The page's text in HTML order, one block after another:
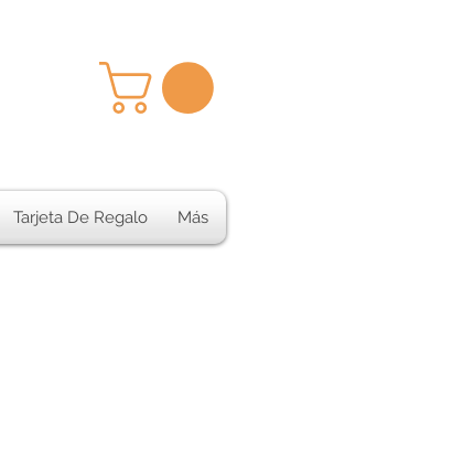
Tarjeta De Regalo Más